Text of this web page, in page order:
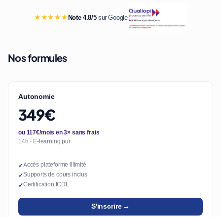
★★★★★Note 4.8/5sur Google
Nos formules
Autonomie
349€
ou 117€/mois en 3× sans frais
14h · E-learning pur
✓Accès plateforme illimité
✓Supports de cours inclus
✓Certification ICDL
S'inscrire →